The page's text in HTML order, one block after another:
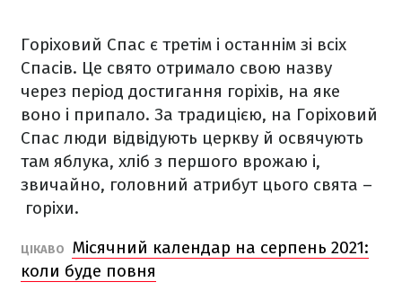
Горіховий Спас є третім і останнім зі всіх
Спасів. Це свято отримало свою назву
через період достигання горіхів, на яке
воно і припало. За традицією, на Горіховий
Спас люди відвідують церкву й освячують
там яблука, хліб з першого врожаю і,
звичайно, головний атрибут цього свята –
горіхи.
ЦІКАВО
Місячний календар на серпень 2021:
коли буде повня